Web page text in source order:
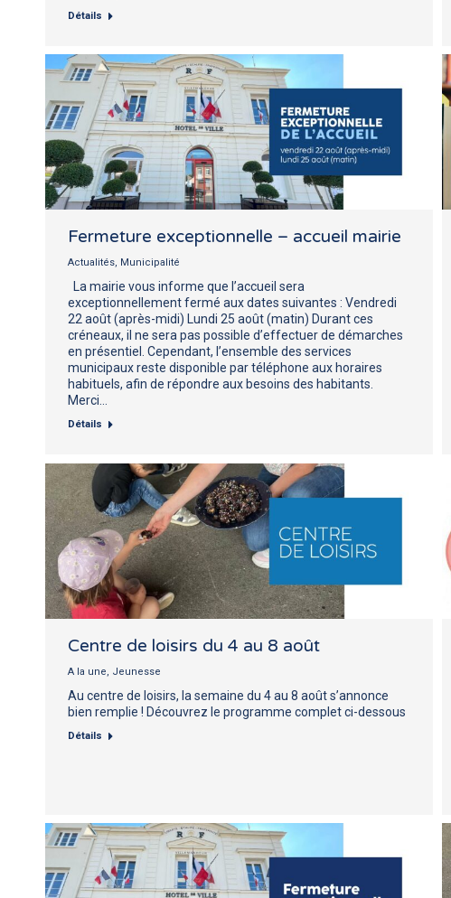
Détails
Fermeture exceptionnelle – accueil mairie
Actualités Municipalité
La mairie vous informe que l’accueil sera
exceptionnellement fermé aux dates suivantes : Vendredi
22 août (après-midi) Lundi 25 août (matin) Durant ces
créneaux, il ne sera pas possible d’effectuer de démarches
en présentiel. Cependant, l’ensemble des services
municipaux reste disponible par téléphone aux horaires
habituels, afin de répondre aux besoins des habitants.
Merci…
Détails
Centre de loisirs du 4 au 8 août
A la une Jeunesse
Au centre de loisirs, la semaine du 4 au 8 août s’annonce
bien remplie ! Découvrez le programme complet ci-dessous
Détails